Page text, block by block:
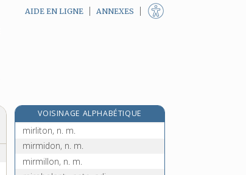
AIDE EN LIGNE ANNEXES
VOISINAGE ALPHABÉTIQUE
mirlirot, n. m.[6eédition]
mirliton, n. m.
mirmidon, n. m.
mirmillon, n. m.